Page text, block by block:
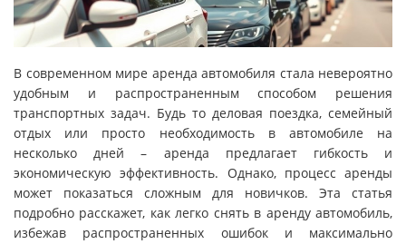
В современном мире аренда автомобиля стала невероятно
удобным и распространенным способом решения
транспортных задач. Будь то деловая поездка, семейный
отдых или просто необходимость в автомобиле на
несколько дней – аренда предлагает гибкость и
экономическую эффективность. Однако, процесс аренды
может показаться сложным для новичков. Эта статья
подробно расскажет, как легко снять в аренду автомобиль,
избежав распространенных ошибок и максимально